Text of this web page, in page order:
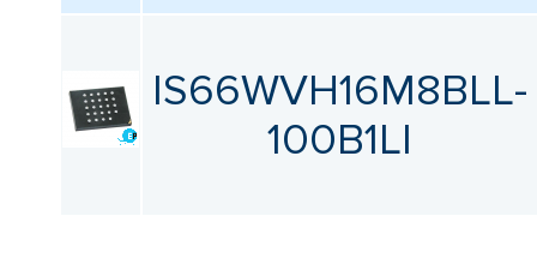
IS66WVH16M8BLL-
100B1LI